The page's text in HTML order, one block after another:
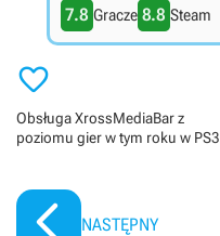
7.8 Gracze 8.8 Steam

Obsługa XrossMediaBar z
poziomu gier w tym roku w PS3
NASTĘPNY